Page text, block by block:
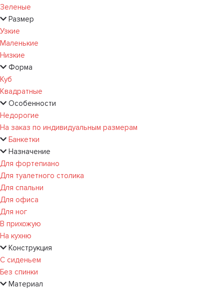
Зеленые
Размер
Узкие
Маленькие
Низкие
Форма
Куб
Квадратные
Особенности
Недорогие
На заказ по индивидуальным размерам
Банкетки
Назначение
Для фортепиано
Для туалетного столика
Для спальни
Для офиса
Для ног
В прихожую
На кухню
Конструкция
С сиденьем
Без спинки
Материал